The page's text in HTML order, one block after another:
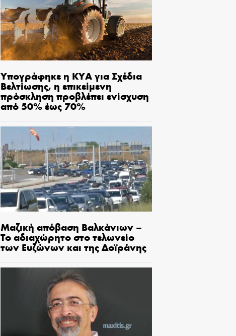
Υπογράφηκε η ΚΥΑ για Σχέδια
Βελτίωσης, η επικείμενη
πρόσκληση προβλέπει ενίσχυση
από 50% έως 70%
Μαζική απόβαση Βαλκάνιων –
Το αδιαχώρητο στο τελωνείο
των Ευζώνων και της Δοϊράνης